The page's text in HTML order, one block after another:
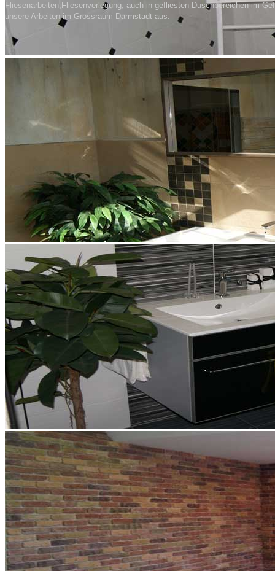
Fliesenarbeiten,Fliesenverlegung, auch in gefliesten Duschbereichen im
unsere Arbeiten im Grossraum Darmstadt aus.